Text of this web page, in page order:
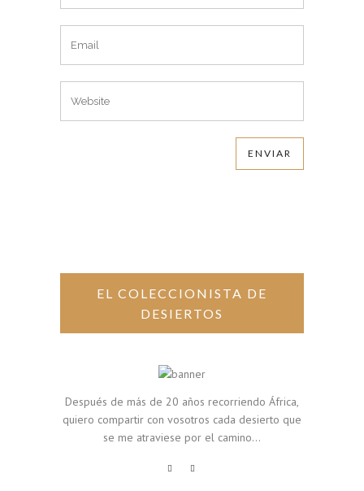
EL COLECCIONISTA DE
DESIERTOS
Después de más de 20 años recorriendo África,
quiero compartir con vosotros cada desierto que
se me atraviese por el camino...